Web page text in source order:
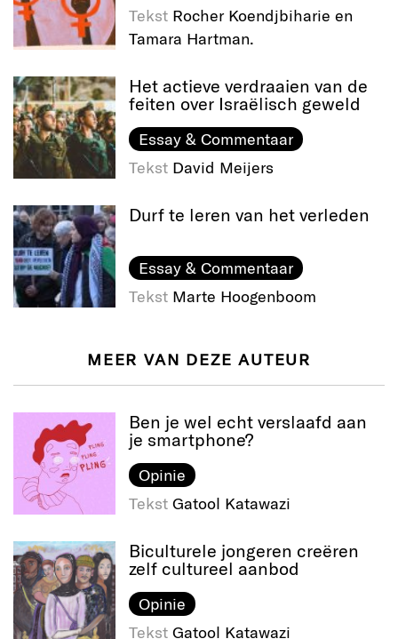
Tekst Rocher Koendjbiharie en
Tamara Hartman.
Het actieve verdraaien van de
feiten over Israëlisch geweld
Essay & Commentaar
Tekst David Meijers
Durf te leren van het verleden
Essay & Commentaar
Tekst Marte Hoogenboom
MEER VAN DEZE AUTEUR
Ben je wel echt verslaafd aan
je smartphone?
Opinie
Tekst Gatool Katawazi
Biculturele jongeren creëren
zelf cultureel aanbod
Opinie
Tekst Gatool Katawazi